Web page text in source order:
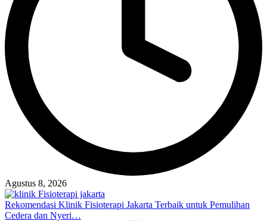
Agustus 8, 2026
Rekomendasi Klinik Fisioterapi Jakarta Terbaik untuk Pemulihan
Cedera dan Nyeri…